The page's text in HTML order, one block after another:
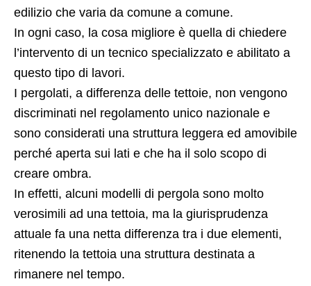
edilizio che varia da comune a comune.
In ogni caso, la cosa migliore è quella di chiedere
l’intervento di un tecnico specializzato e abilitato a
questo tipo di lavori.
I pergolati, a differenza delle tettoie, non vengono
discriminati nel regolamento unico nazionale e
sono considerati una struttura leggera ed amovibile
perché aperta sui lati e che ha il solo scopo di
creare ombra.
In effetti, alcuni modelli di pergola sono molto
verosimili ad una tettoia, ma la giurisprudenza
attuale fa una netta differenza tra i due elementi,
ritenendo la tettoia una struttura destinata a
rimanere nel tempo.